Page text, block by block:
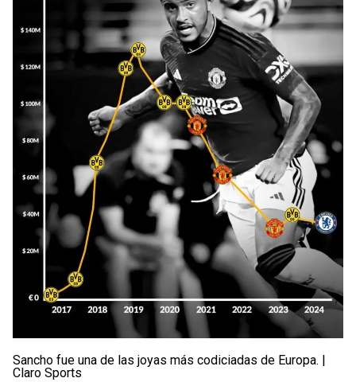
Sancho fue una de las joyas más codiciadas de Europa. |
Claro Sports